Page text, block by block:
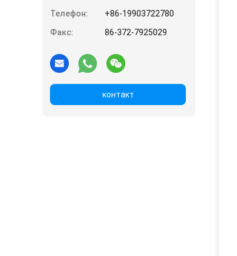
Телефон:
+86-19903722780
Факс:
86-372-7925029
контакт